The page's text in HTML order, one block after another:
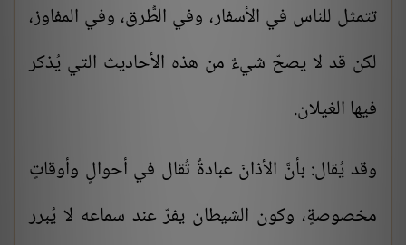
تتمثل للناس في الأسفار، وفي الطُّرق، وفي المفاوز،
لكن قد لا يصحّ شيءٌ من هذه الأحاديث التي يُذكر
فيها الغيلان.
وقد يُقال: بأنَّ الأذانَ عبادةٌ تُقال في أحوالٍ وأوقاتٍ
مخصوصةٍ، وكون الشيطان يفرّ عند سماعه لا يُبرر